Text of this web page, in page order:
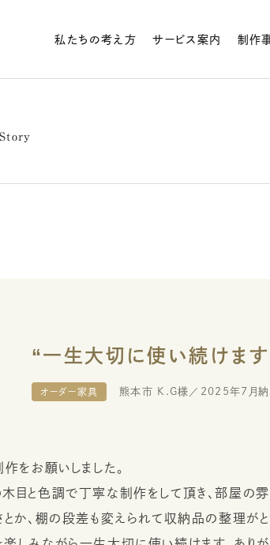
私たちの考え方 サービス案内 制作
Story
オーダー家具 熊本市 K.G様 2025年7月納
をお願いしました。
目と色調で丁寧な制作をして頂き、部屋の雰
とか、棚の段差も変えられて収納品の整理がと